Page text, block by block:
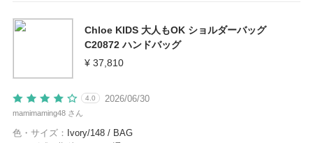
Chloe KIDS 大人もOK ショルダーバッグ
C20872 ハンドバッグ
¥ 37,810
2026/06/30
4.0
mamimaming48 さん
色・サイズ： Ivory/148 / BAG